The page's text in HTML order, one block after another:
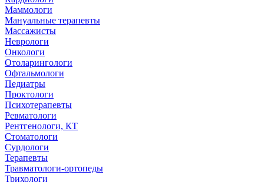
Маммологи
Мануальные терапевты
Массажисты
Неврологи
Онкологи
Отоларингологи
Офтальмологи
Педиатры
Проктологи
Психотерапевты
Ревматологи
Рентгенологи, КТ
Стоматологи
Сурдологи
Терапевты
Травматологи-ортопеды
Трихологи